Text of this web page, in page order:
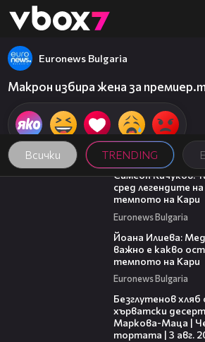
👾
Всички TRENDING
Euronews Bulgaria
Макрон избира жена за
11:23
Симеон Кичуков:
сред легендите
темпото на Кари
Euronews Bulgaria
Йоана Илиева:
важно е какво
темпото на Кари
Euronews Bulgaria
Безглутенов
хърватски
Маркова-Маца |
тортата | 3 авг.